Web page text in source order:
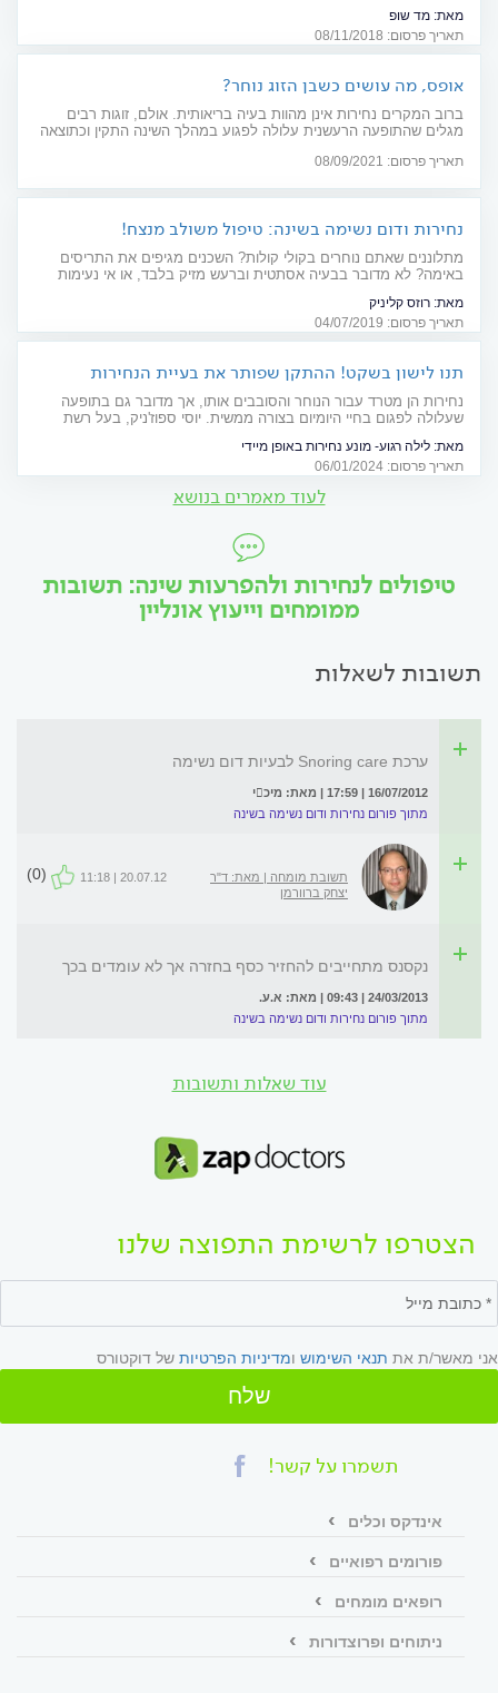
ביתיים ויצירתיים, שאינם מחייבים ניתוח. צרכנות רפואית
מאת: מד שופ
תאריך פרסום: 08/11/2018
אופס, מה עושים כשבן הזוג נוחר?
ברוב המקרים נחירות אינן מהוות בעיה בריאותית. אולם, זוגות רבים
מגלים שהתופעה הרעשנית עלולה לפגוע במהלך השינה התקין וכתוצאה
לבעיה רפואית? שימו לב
תאריך פרסום: 08/09/2021
נחירות ודום נשימה בשינה: טיפול משולב מנצח!
מתלוננים שאתם נוחרים בקולי קולות? השכנים מגיפים את התריסים
באימה? לא מדובר בבעיה אסתטית וברעש מזיק בלבד, או אי נעימות
קשה ומסוכנת, שיש לטפל בה. צרכנות רפואית
מאת: רוזס קליניק
תאריך פרסום: 04/07/2019
תנו לישון בשקט! ההתקן שפותר את בעיית הנחירות
נחירות הן מטרד עבור הנוחר והסובבים אותו, אך מדובר גם בתופעה
שעלולה לפגום בחיי היומיום בצורה ממשית. יוסי ספוז'ניק, בעל רשת
של כל בני הבית"
מאת: לילה רגוע- מונע נחירות באופן מיידי
תאריך פרסום: 06/01/2024
לעוד מאמרים בנושא
טיפולים לנחירות ולהפרעות שינה: תשובות
ממומחים וייעוץ אונליין
תשובות לשאלות
ערכת Snoring care לבעיות דום נשימה
16/07/2012 | 17:59 | מאת: מיכי
מתוך פורום נחירות ודום נשימה בשינה
תשובת מומחה | מאת: ד"ר
יצחק ברוורמן
20.07.12 | 11:18
(0)
נקסנס מתחייבים להחזיר כסף בחזרה אך לא עומדים בכך
24/03/2013 | 09:43 | מאת: א.ע.
מתוך פורום נחירות ודום נשימה בשינה
עוד שאלות ותשובות
הצטרפו לרשימת התפוצה שלנו
אני מאשר/ת את תנאי השימוש ומדיניות הפרטיות של דוקטורס
שלח
תשמרו על קשר!
אינדקס וכלים
פורומים רפואיים
רופאים מומחים
ניתוחים ופרוצדורות